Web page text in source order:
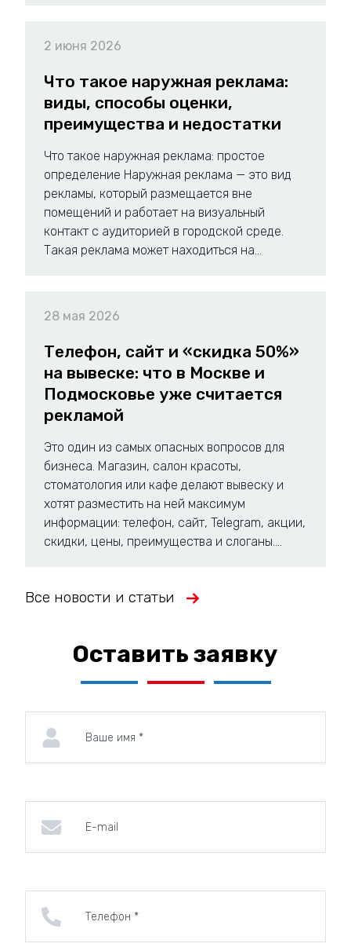
2 июня 2026
Что такое наружная реклама:
виды, способы оценки,
преимущества и недостатки
Что такое наружная реклама: простое
определение Наружная реклама — это вид
рекламы, который размещается вне
помещений и работает на визуальный
контакт с аудиторией в городской среде.
Такая реклама может находиться на...
28 мая 2026
Телефон, сайт и «скидка 50%»
на вывеске: что в Москве и
Подмосковье уже считается
рекламой
Это один из самых опасных вопросов для
бизнеса. Магазин, салон красоты,
стоматология или кафе делают вывеску и
хотят разместить на ней максимум
информации: телефон, сайт, Telegram, акции,
скидки, цены, преимущества и слоганы....
Все новости и статьи
Оставить заявку